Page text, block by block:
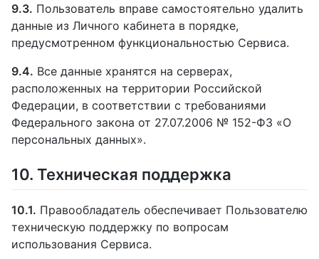
9.3. Пользователь вправе самостоятельно удалить
данные из Личного кабинета в порядке,
предусмотренном функциональностью Сервиса.
9.4. Все данные хранятся на серверах,
расположенных на территории Российской
Федерации, в соответствии с требованиями
Федерального закона от 27.07.2006 № 152-ФЗ «О
персональных данных».
10. Техническая поддержка
10.1. Правообладатель обеспечивает Пользователю
техническую поддержку по вопросам
использования Сервиса.